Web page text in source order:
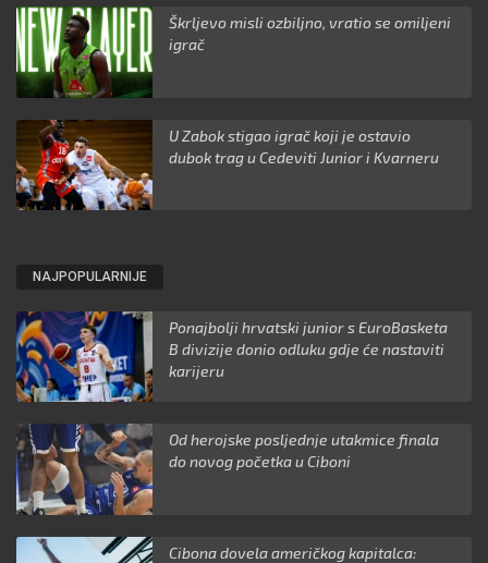
Škrljevo misli ozbiljno, vratio se omiljeni
igrač
U Zabok stigao igrač koji je ostavio
dubok trag u Cedeviti Junior i Kvarneru
NAJPOPULARNIJE
Ponajbolji hrvatski junior s EuroBasketa
B divizije donio odluku gdje će nastaviti
karijeru
Od herojske posljednje utakmice finala
do novog početka u Ciboni
Cibona dovela američkog kapitalca: